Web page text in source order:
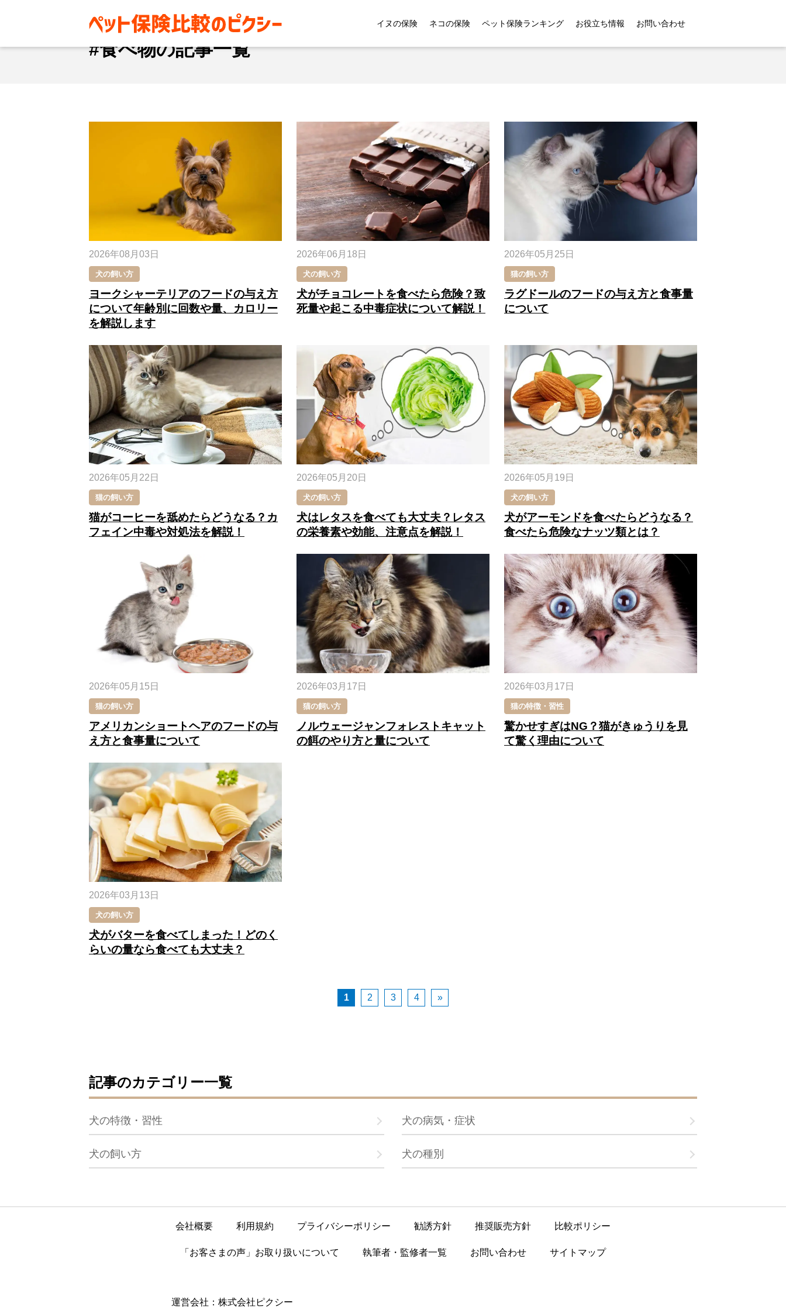
イヌの保険 ネコの保険 ペット保険ランキング お役立ち情報 お問い合わせ
#食べ物
#食べ物の記事一覧
2026年08月03日
犬の飼い方
ヨークシャーテリアのフードの与え方
について年齢別に回数や量、カロリー
を解説します
2026年06月18日
犬の飼い方
犬がチョコレートを食べたら危険？致
死量や起こる中毒症状について解説！
2026年05月25日
猫の飼い方
ラグドールのフードの与え方と食事量
について
2026年05月22日
猫の飼い方
猫がコーヒーを舐めたらどうなる？カ
フェイン中毒や対処法を解説！
2026年05月20日
犬の飼い方
犬はレタスを食べても大丈夫？レタス
の栄養素や効能、注意点を解説！
2026年05月19日
犬の飼い方
犬がアーモンドを食べたらどうなる？
食べたら危険なナッツ類とは？
2026年05月15日
猫の飼い方
アメリカンショートヘアのフードの与
え方と食事量について
2026年03月17日
猫の飼い方
ノルウェージャンフォレストキャット
の餌のやり方と量について
2026年03月17日
猫の特徴・習性
驚かせすぎはNG？猫がきゅうりを見
て驚く理由について
2026年03月13日
犬の飼い方
犬がバターを食べてしまった！どのく
らいの量なら食べても大丈夫？
1 2 3 4 »
記事のカテゴリー一覧
犬の特徴・習性 犬の病気・症状
犬の飼い方 犬の種別
会社概要 利用規約 プライバシーポリシー 勧誘方針 推奨販売方針 比較ポリシー
「お客さまの声」お取り扱いについて 執筆者・監修者一覧 お問い合わせ サイトマップ
運営会社：株式会社ピクシー